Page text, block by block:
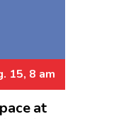
15, 8 am
at